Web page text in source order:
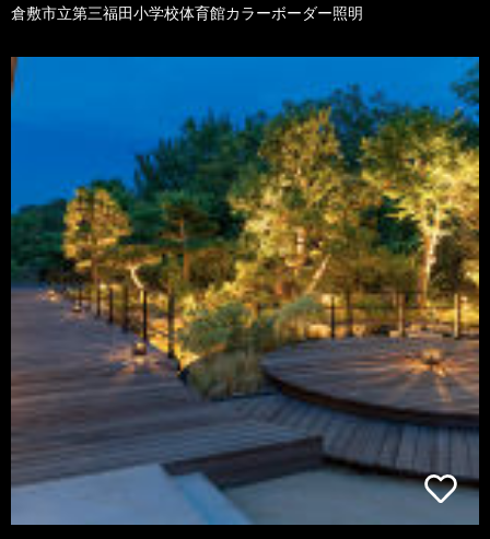
倉敷市立第三福田小学校体育館カラーボーダー照明